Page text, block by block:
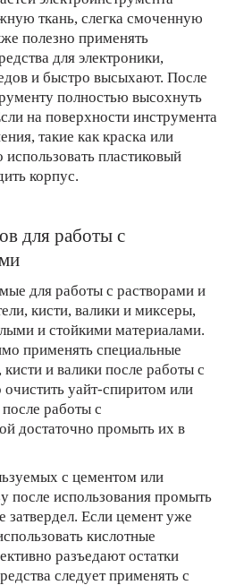
ткань, слегка смоченную
полезно применять
для электроники,
и быстро высыхают. После
полностью высохнуть
на поверхности инструмента
такие как краска или
пластиковый
корпус.
для работы с
для работы с растворами и
кисти, валики и миксеры,
и стойкими материалами.
применять специальные
и валики после работы с
уайт-спиритом или
работы с
достаточно промыть их в
с цементом или
после использования промыть
затвердел. Если цемент уже
кислотные
разъедают остатки
следует применять с